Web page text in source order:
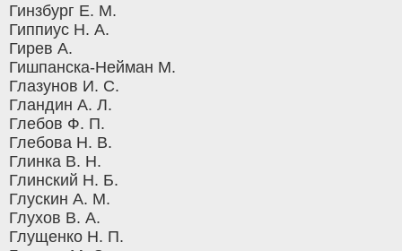
Гинзбург Е. М.
Гиппиус Н. А.
Гирев А.
Гишпанска-Нейман М.
Глазунов И. С.
Гландин А. Л.
Глебов Ф. П.
Глебова Н. В.
Глинка В. Н.
Глинский Н. Б.
Глускин А. М.
Глухов В. А.
Глущенко Н. П.